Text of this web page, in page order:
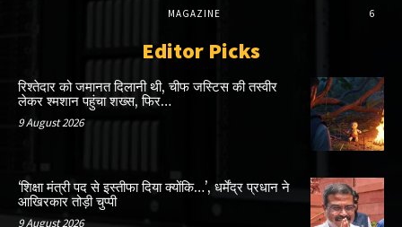
MAGAZINE
6
Editor Picks
रिश्तेदार को जमानत दिलानी थी, चीफ जस्टिस की तस्वीर
लेकर श्मशान पहुंचा शख्स, फिर…
9 August 2026
‘शिक्षा मंत्री पद से इस्तीफा दिया क्योंकि…’, धर्मेंद्र प्रधान ने
आखिरकार तोड़ी चुप्पी
9 August 2026